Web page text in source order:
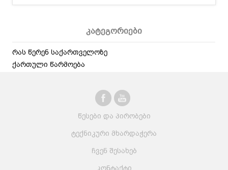
კატეგორიები
რას წერენ საქართველოზე
ქართული წარმოება
ჩვენ შესახებ
კონტაქტი
წესები და პირობები
ტექნიკური მხარდაჭერა